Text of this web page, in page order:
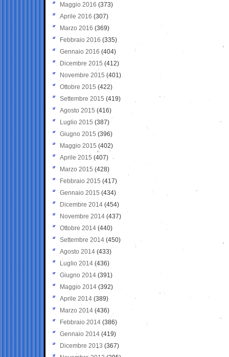
Maggio 2016 (373)
Aprile 2016 (307)
Marzo 2016 (369)
Febbraio 2016 (335)
Gennaio 2016 (404)
Dicembre 2015 (412)
Novembre 2015 (401)
Ottobre 2015 (422)
Settembre 2015 (419)
Agosto 2015 (416)
Luglio 2015 (387)
Giugno 2015 (396)
Maggio 2015 (402)
Aprile 2015 (407)
Marzo 2015 (428)
Febbraio 2015 (417)
Gennaio 2015 (434)
Dicembre 2014 (454)
Novembre 2014 (437)
Ottobre 2014 (440)
Settembre 2014 (450)
Agosto 2014 (433)
Luglio 2014 (436)
Giugno 2014 (391)
Maggio 2014 (392)
Aprile 2014 (389)
Marzo 2014 (436)
Febbraio 2014 (386)
Gennaio 2014 (419)
Dicembre 2013 (367)